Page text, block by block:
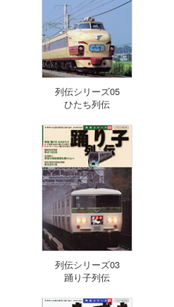
列伝シリーズ05
ひたち列伝
列伝シリーズ03
踊り子列伝